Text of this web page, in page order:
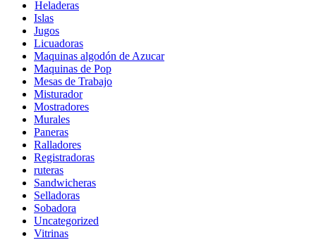
Heladeras
Islas
Jugos
Licuadoras
Maquinas algodón de Azucar
Maquinas de Pop
Mesas de Trabajo
Misturador
Mostradores
Murales
Paneras
Ralladores
Registradoras
ruteras
Sandwicheras
Selladoras
Sobadora
Uncategorized
Vitrinas